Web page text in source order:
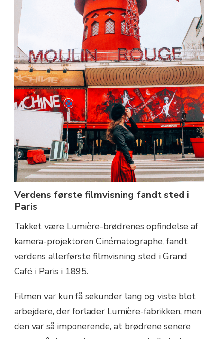
Verdens første filmvisning fandt sted i
Paris
Takket være Lumière-brødrenes opfindelse af
kamera-projektoren Cinématographe, fandt
verdens allerførste filmvisning sted i Grand
Café i Paris i 1895.
Filmen var kun få sekunder lang og viste blot
arbejdere, der forlader Lumière-fabrikken, men
den var så imponerende, at brødrene senere